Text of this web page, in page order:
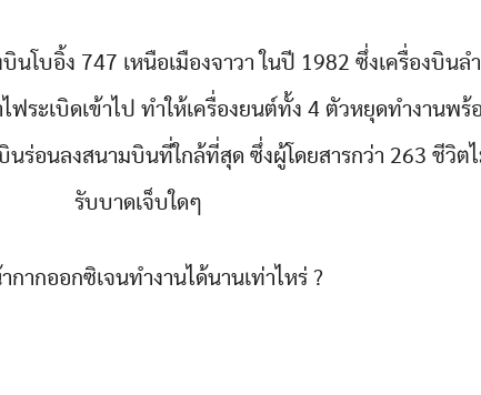
นโบอิ้ง 747 เหนือเมืองจาวา ในปี 1982 ซึ่งเครื่องบินล
ฟระเบิดเข้าไป ทำให้เครื่องยนต์ทั้ง 4 ตัวหยุดทำงานพร้
นร่อนลงสนามบินที่ใกล้ที่สุด ซึ่งผู้โดยสารกว่า 263 ชีวิตไ
รับบาดเจ็บใดๆ
กากออกซิเจนทำงานได้นานเท่าไหร่ ?